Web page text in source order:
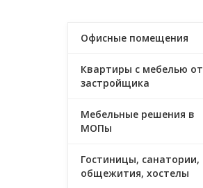
Офисные помещения
Квартиры с мебелью от
застройщика
Мебельные решения в
МОПы
Гостиницы, санатории,
общежития, хостелы